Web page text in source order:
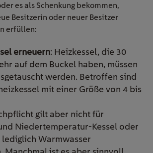
es als Schenkung bekommen,
Besitzerin oder neuer Besitzer
erfüllen:
erneuern: Heizkessel, die 30
auf dem Buckel haben, müssen
werden. Betroffen sind
mit einer Größe von 4 bis
gilt aber nicht für
Niedertemperatur-Kessel oder
Warmwasser